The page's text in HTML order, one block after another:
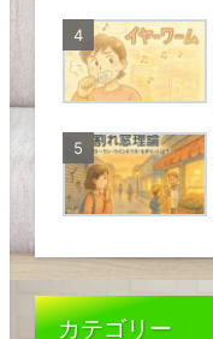
カテゴリー